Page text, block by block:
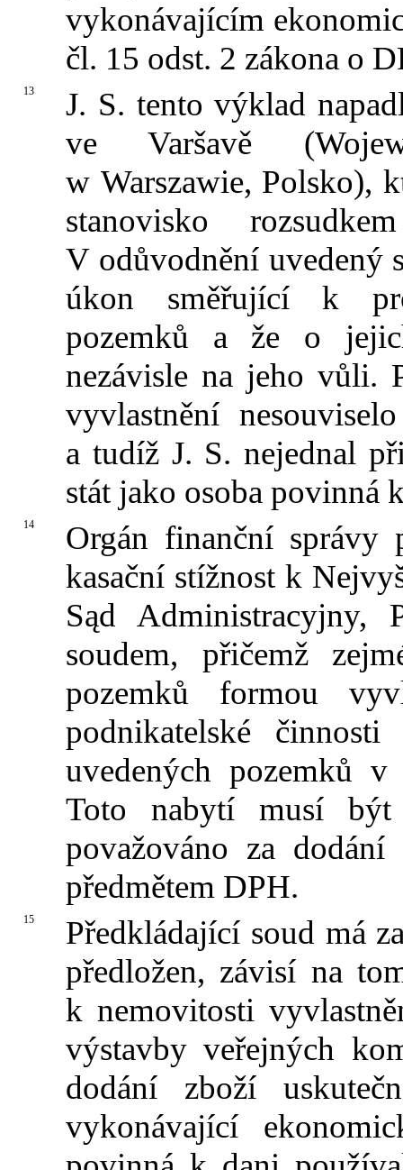
vykonávajícím
čl. 15 odst. 2 zákona o
13
J. S. tento výklad
ve Varšavě
w Warszawie, Polsko),
stanovisko
V odůvodnění uvedený
úkon směřující k
pozemků a že o
nezávisle na jeho vůli.
vyvlastnění
a tudíž J. S. nejednal
stát jako osoba povinná
14
Orgán finanční správy
kasační stížnost k
Sąd Administracyjny,
soudem, přičemž
pozemků formou
podnikatelské
uvedených pozemků
Toto nabytí musí být
považováno za
předmětem DPH.
15
Předkládající soud má
předložen, závisí na
k nemovitosti
výstavby veřejných
dodání zboží
vykonávající